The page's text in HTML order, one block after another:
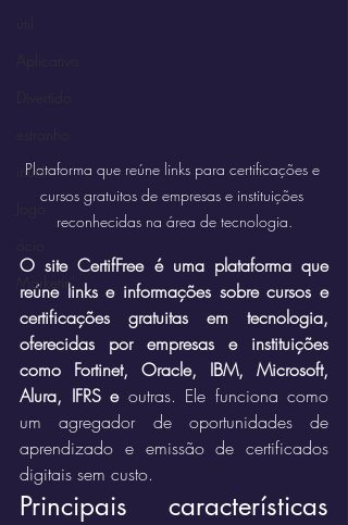
inútil
Jogo
Marketin'
Plataforma que reúne links para certificações e
cursos gratuitos de empresas e instituições
reconhecidas na área de tecnologia.
O site CertifFree é uma plataforma que
reúne links e informações sobre cursos e
certificações gratuitas em tecnologia,
oferecidas por empresas e instituições
como Fortinet, Oracle, IBM, Microsoft,
Alura, IFRS e outras. Ele funciona como
um agregador de oportunidades de
aprendizado e emissão de certificados
digitais sem custo.
Principais características